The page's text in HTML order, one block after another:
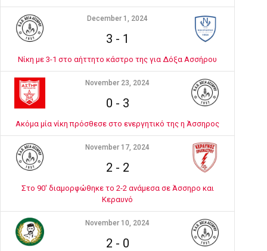
December 1, 2024
3 - 1
Νίκη με 3-1 στο αήττητο κάστρο της για Δόξα Ασσήρου
November 23, 2024
0 - 3
Ακόμα μία νίκη πρόσθεσε στο ενεργητικό της η Άσσηρος
November 17, 2024
2 - 2
Στο 90' διαμορφώθηκε το 2-2 ανάμεσα σε Άσσηρο και
Κεραυνό
November 10, 2024
2 - 0